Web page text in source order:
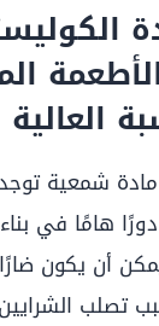
العالية
مادة شمعية
هامًا في بناء
أن يكون
تصلب